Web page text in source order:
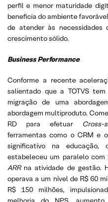
perfil e menor maturidade
beneficia do ambiente
de atender às necessidades
crescimento sólido.
Business Performance
Conforme a recente
salientado que a TOTVS
migração de uma
abordagem multiproduto.
RD para efetuar Cross-
ferramentas como o CRM e o
significativo na educação,
estabeleceu um paralelo
ARR na atividade de gestão.
operava a um nível de R$ 60
R$ 150 milhões,